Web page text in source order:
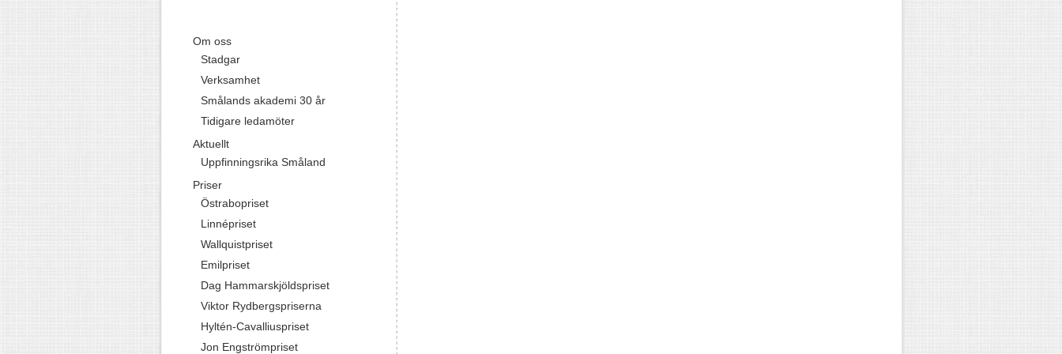
Om oss
Stadgar
Verksamhet
Smålands akademi 30 år
Tidigare ledamöter
Aktuellt
Uppfinningsrika Småland
Priser
Östrabopriset
Linnépriset
Wallquistpriset
Emilpriset
Dag Hammarskjöldspriset
Viktor Rydbergspriserna
Hyltén-Cavalliuspriset
Jon Engströmpriset